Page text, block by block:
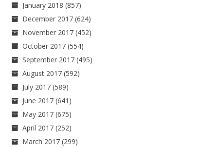
January 2018 (857)
December 2017 (624)
November 2017 (452)
October 2017 (554)
September 2017 (495)
August 2017 (592)
July 2017 (589)
June 2017 (641)
May 2017 (675)
April 2017 (252)
March 2017 (299)